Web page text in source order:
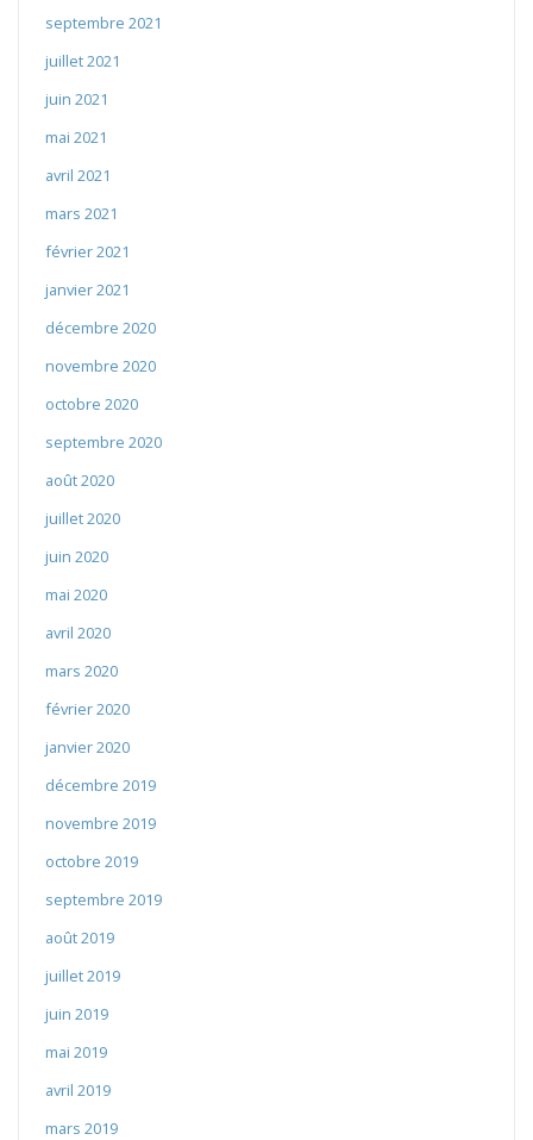
septembre 2021
juillet 2021
juin 2021
mai 2021
avril 2021
mars 2021
février 2021
janvier 2021
décembre 2020
novembre 2020
octobre 2020
septembre 2020
août 2020
juillet 2020
juin 2020
mai 2020
avril 2020
mars 2020
février 2020
janvier 2020
décembre 2019
novembre 2019
octobre 2019
septembre 2019
août 2019
juillet 2019
juin 2019
mai 2019
avril 2019
mars 2019